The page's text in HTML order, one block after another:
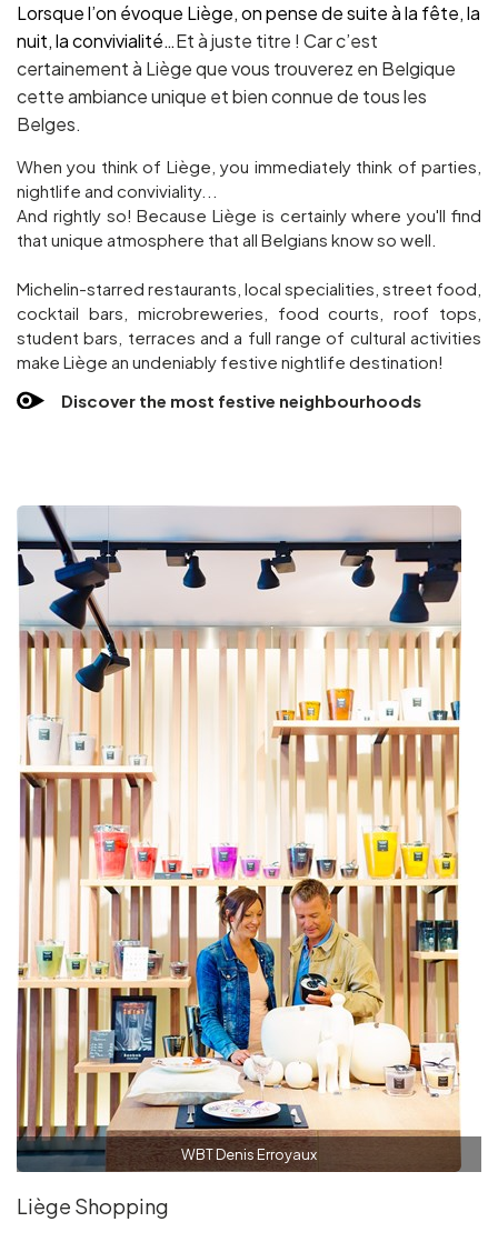
Lorsque l’on évoque Liège, on pense de suite à la fête, la
nuit, la convivialité…Et à juste titre ! Car c’est
certainement à Liège que vous trouverez en Belgique
cette ambiance unique et bien connue de tous les
Belges.
When you think of Liège, you immediately think of parties,
nightlife and conviviality...
And rightly so! Because Liège is certainly where you'll find
that unique atmosphere that all Belgians know so well.
Michelin-starred restaurants, local specialities, street food,
cocktail bars, microbreweries, food courts, roof tops,
student bars, terraces and a full range of cultural activities
make Liège an undeniably festive nightlife destination!
Discover the most festive neighbourhoods
WBT Denis Erroyaux
Liège Shopping